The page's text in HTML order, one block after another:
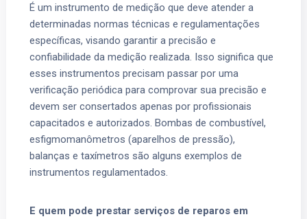
É um instrumento de medição que deve atender a
determinadas normas técnicas e regulamentações
específicas, visando garantir a precisão e
confiabilidade da medição realizada. Isso significa que
esses instrumentos precisam passar por uma
verificação periódica para comprovar sua precisão e
devem ser consertados apenas por profissionais
capacitados e autorizados. Bombas de combustível,
esfigmomanômetros (aparelhos de pressão),
balanças e taxímetros são alguns exemplos de
instrumentos regulamentados.
E quem pode prestar serviços de reparos em